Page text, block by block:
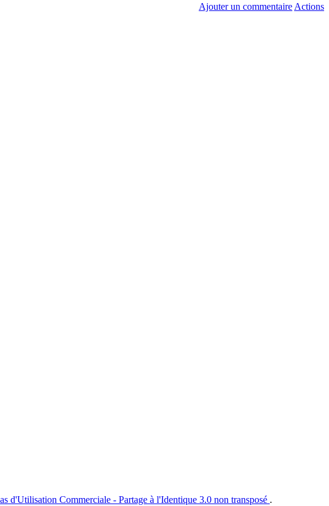
Ajouter un commentaire Actions
d'Utilisation Commerciale - Partage à l'Identique 3.0 non transposé .